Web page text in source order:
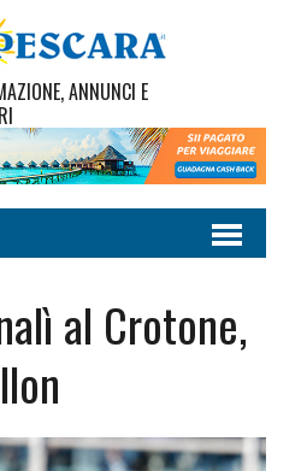
ANNUNCI E
al Crotone,